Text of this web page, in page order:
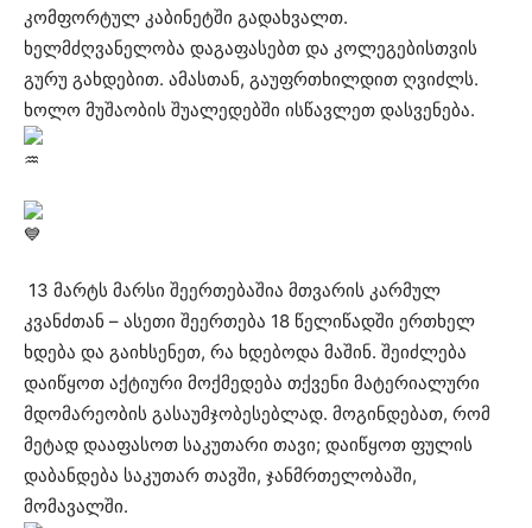
კომფორტულ კაბინეტში გადახვალთ.
ხელმძღვანელობა დაგაფასებთ და კოლეგებისთვის
გურუ გახდებით. ამასთან, გაუფრთხილდით ღვიძლს.
ხოლო მუშაობის შუალედებში ისწავლეთ დასვენება.
13 მარტს მარსი შეერთებაშია მთვარის კარმულ
კვანძთან – ასეთი შეერთება 18 წელიწადში ერთხელ
ხდება და გაიხსენეთ, რა ხდებოდა მაშინ. შეიძლება
დაიწყოთ აქტიური მოქმედება თქვენი მატერიალური
მდომარეობის გასაუმჯობესებლად. მოგინდებათ, რომ
მეტად დააფასოთ საკუთარი თავი; დაიწყოთ ფულის
დაბანდება საკუთარ თავში, ჯანმრთელობაში,
მომავალში.